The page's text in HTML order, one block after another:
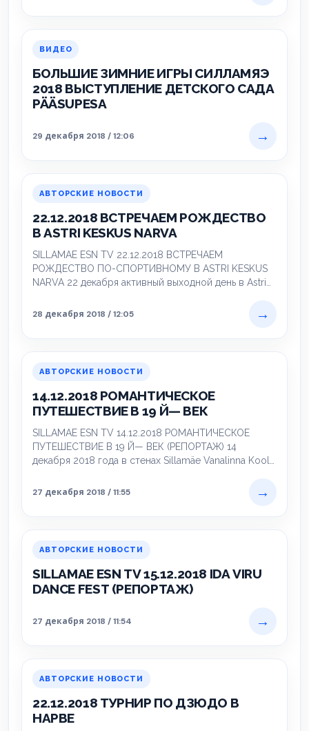
ВИДЕО
БОЛЬШИЕ ЗИМНИЕ ИГРЫ СИЛЛАМЯЭ
2018 ВЫСТУПЛЕНИЕ ДЕТСКОГО САДА
PÄÄSUPESA
29 декабря 2018 / 12:06 →
АВТОРСКИЕ НОВОСТИ
22.12.2018 ВСТРЕЧАЕМ РОЖДЕСТВО
В ASTRI KESKUS NARVA
SILLAMAE ESN TV 22.12.2018 ВСТРЕЧАЕМ
РОЖДЕСТВО ПО-СПОРТИВНОМУ В ASTRI KESKUS
NARVA 22 декабря активный выходной день в Astri
28 декабря 2018 / 12:05
→
АВТОРСКИЕ НОВОСТИ
14.12.2018 РОМАНТИЧЕСКОЕ
ПУТЕШЕСТВИЕ В 19 Й— ВЕК
SILLAMAE ESN TV 14.12.2018 РОМАНТИЧЕСКОЕ
ПУТЕШЕСТВИЕ В 19 Й— ВЕК (РЕПОРТАЖ) 14
декабря 2018 года в стенах Sillamäe Vanalinna Kool…
27 декабря 2018 / 11:55 →
АВТОРСКИЕ НОВОСТИ
SILLAMAE ESN TV 15.12.2018 IDA VIRU
DANCE FEST (РЕПОРТАЖ)
27 декабря 2018 / 11:54 →
АВТОРСКИЕ НОВОСТИ
22.12.2018 ТУРНИР ПО ДЗЮДО В
НАРВЕ